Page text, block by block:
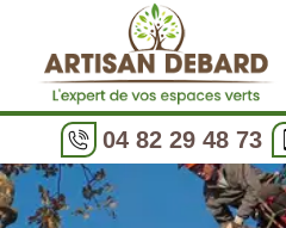
04 82 29 48 73